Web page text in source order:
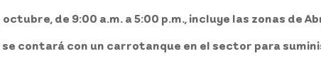
de 9:00 a.m. a 5:00 p.m., incluye las zonas de
contará con un carrotanque en el sector para